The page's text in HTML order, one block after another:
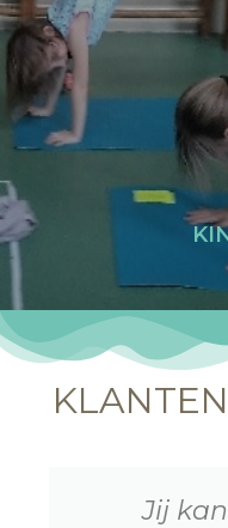
Voor kinderen van 2,5 jaar
- Naschoolse lessen
- Workshops
Jij